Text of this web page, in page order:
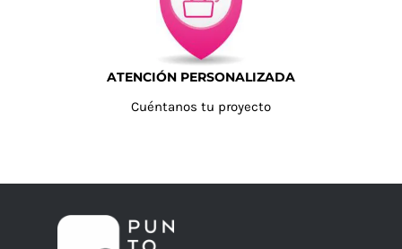
ATENCIÓN PERSONALIZADA
Cuéntanos tu proyecto